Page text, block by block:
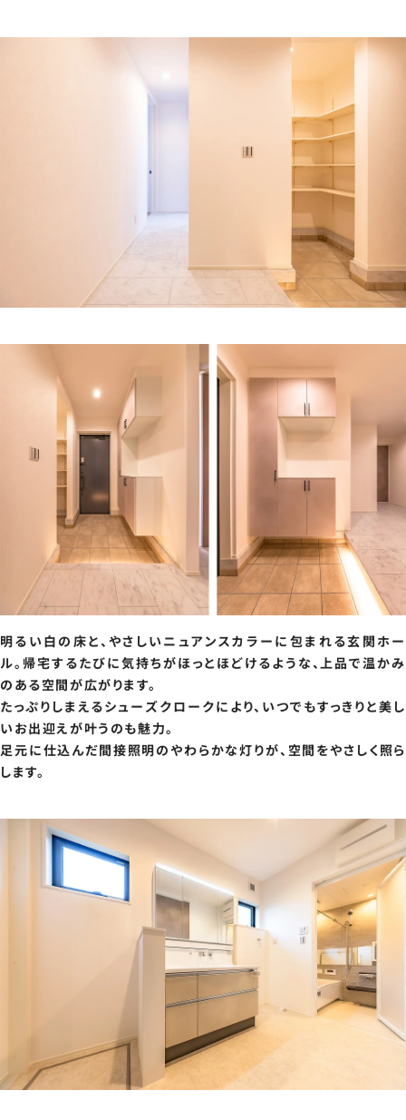
明るい白の床と、やさしいニュアンスカラーに包まれる玄関ホー
ル。帰宅するたびに気持ちがほっとほどけるような、上品で温かみ
のある空間が広がります。
たっぷりしまえるシューズクロークにより、いつでもすっきりと美し
いお出迎えが叶うのも魅力。
足元に仕込んだ間接照明のやわらかな灯りが、空間をやさしく照ら
します。